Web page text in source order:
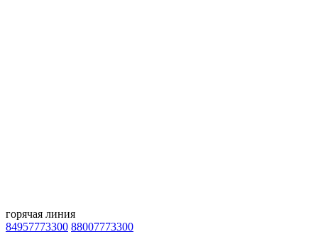
горячая линия
84957773300 88007773300